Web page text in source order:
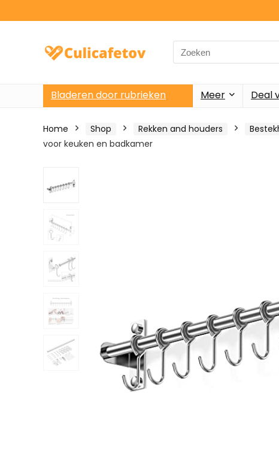
Search
for:
Bladeren door rubrieken Meer Deal
Home Shop Rekken and houders
voor keuken en badkamer